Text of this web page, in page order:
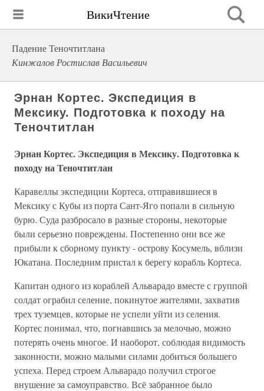
ВикиЧтение
Падение Теночтитлана
Кинжалов Ростислав Васильевич
Эрнан Кортес. Экспедиция в
Мексику. Подготовка к походу на
Теночтитлан
Эрнан Кортес. Экспедиция в Мексику. Подготовка к
походу на Теночтитлан
Каравеллы экспедиции Кортеса, отправившиеся в
Мексику с Кубы из порта Сант-Яго попали в сильную
бурю. Суда разбросало в разные стороны, некоторые
были серьезно повреждены. Постепенно они все же
прибыли к сборному пункту - острову Косумель, вблизи
Юкатана. Последним пристал к берегу корабль Кортеса.
Капитан одного из кораблей Альварадо вместе с группой
солдат ограбил селение, покинутое жителями, захватив
трех туземцев, которые не успели уйти из селения.
Кортес понимал, что, погнавшись за мелочью, можно
потерять очень многое. И наоборот, соблюдая видимость
законности, можно малыми силами добиться большего
успеха. Перед строем Альварадо получил строгое
внушение за самоуправство. Всё забранное было